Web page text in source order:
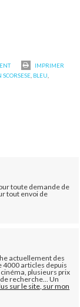
IMPRIMER
, BLEU
toute demande de
tout envoi de
actuellement des
articles depuis
plusieurs prix
recherche... Un
sur le site, sur mon